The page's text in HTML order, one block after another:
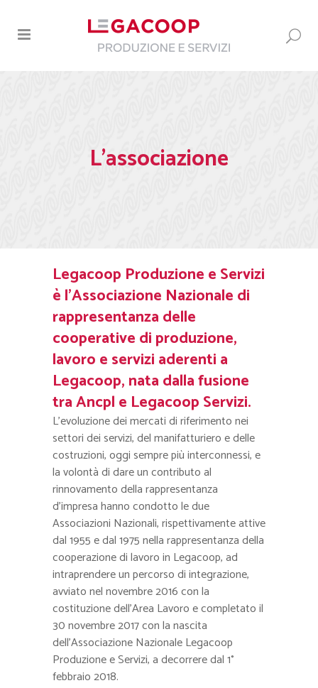
L’associazione
Legacoop Produzione e Servizi
è l’Associazione Nazionale di
rappresentanza delle
cooperative di produzione,
lavoro e servizi aderenti a
Legacoop, nata dalla fusione
tra Ancpl e Legacoop Servizi.
L’evoluzione dei mercati di riferimento nei
settori dei servizi, del manifatturiero e delle
costruzioni, oggi sempre più interconnessi, e
la volontà di dare un contributo al
rinnovamento della rappresentanza
d’impresa hanno condotto le due
Associazioni Nazionali, rispettivamente attive
dal 1955 e dal 1975 nella rappresentanza della
cooperazione di lavoro in Legacoop, ad
intraprendere un percorso di integrazione,
avviato nel novembre 2016 con la
costituzione dell’Area Lavoro e completato il
30 novembre 2017 con la nascita
dell’Associazione Nazionale Legacoop
Produzione e Servizi, a decorrere dal 1°
febbraio 2018.